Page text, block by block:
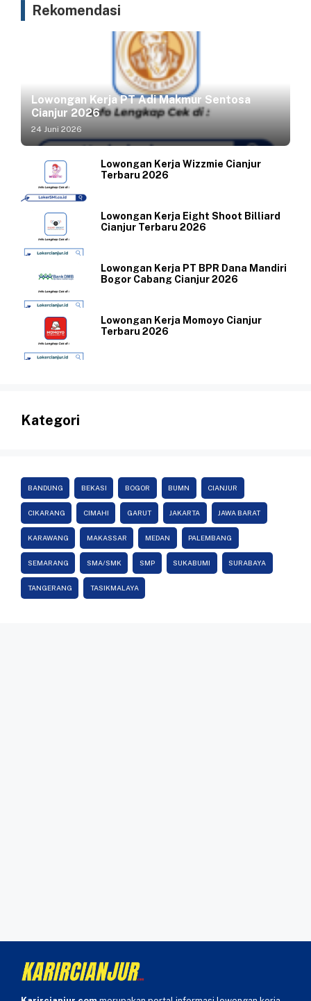
Rekomendasi
Lowongan Kerja PT Adi Makmur Sentosa
Cianjur 2026
24 Juni 2026
Lowongan Kerja Wizzmie Cianjur
Terbaru 2026
Lowongan Kerja Eight Shoot Billiard
Cianjur Terbaru 2026
Lowongan Kerja PT BPR Dana Mandiri
Bogor Cabang Cianjur 2026
Lowongan Kerja Momoyo Cianjur
Terbaru 2026
Kategori
BANDUNG BEKASI BOGOR BUMN CIANJUR
CIKARANG CIMAHI GARUT JAKARTA JAWA BARAT
KARAWANG MAKASSAR MEDAN PALEMBANG
SEMARANG SMA/SMK SMP SUKABUMI SURABAYA
TANGERANG TASIKMALAYA